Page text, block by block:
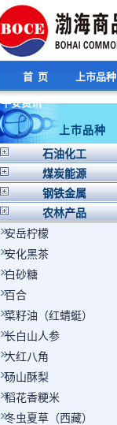
首 页 上市品种
平安资讯
上市品种
石油化工
煤炭能源
钢铁金属
农林产品
安岳柠檬
安化黑茶
白砂糖
百合
菜籽油（红蜻蜓）
长白山人参
大红八角
砀山酥梨
稻花香粳米
冬虫夏草（西藏）